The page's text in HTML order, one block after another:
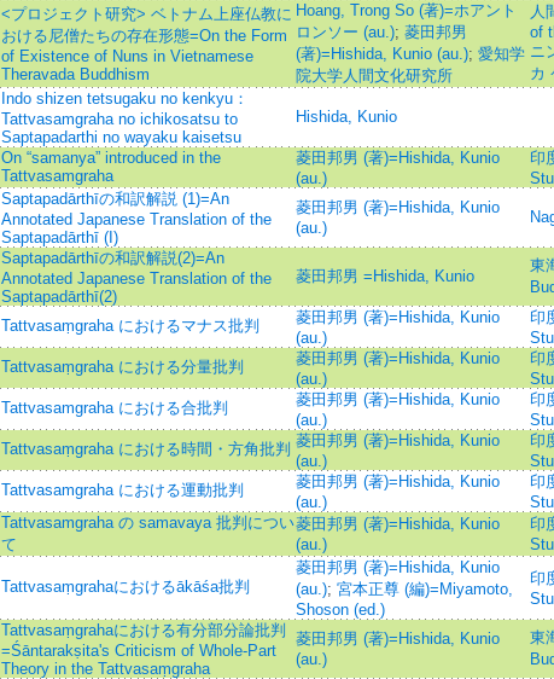
<プロジェクト研究> ベトナム上座仏教に
おける尼僧たちの存在形態=On the Form
of Existence of Nuns in Vietnamese
Theravada Buddhism
Hoang, Trong So (著)=ホアント
ロンソー (au.); 菱田邦男
(著)=Hishida, Kunio (au.); 愛知学
院大学人間文化研究所
人
of
ニ
カ
Indo shizen tetsugaku no kenkyu：
Tattvasamgraha no ichikosatsu to
Saptapadarthi no wayaku kaisetsu
Hishida, Kunio
On “samanya” introduced in the
Tattvasamgraha
菱田邦男 (著)=Hishida, Kunio
(au.)
印
Saptapadārthīの和訳解説 (1)=An
Annotated Japanese Translation of the
Saptapadārthī (I)
菱田邦男 (著)=Hishida, Kunio
(au.)
Saptapadārthīの和訳解説(2)=An
Annotated Japanese Translation of the
Saptapadārthī(2)
菱田邦男 =Hishida, Kunio
東
Tattvasaṃgraha におけるマナス批判
菱田邦男 (著)=Hishida, Kunio
(au.)
印
Tattvasaṃgraha における分量批判
菱田邦男 (著)=Hishida, Kunio
(au.)
印
Tattvasamgraha における合批判
菱田邦男 (著)=Hishida, Kunio
(au.)
印
Tattvasaṃgraha における時間・方角批判 菱田邦男 (著)=Hishida, Kunio
(au.)
印
Tattvasamgraha における運動批判
菱田邦男 (著)=Hishida, Kunio
(au.)
印
Tattvasamgraha の samavaya 批判につい
て
菱田邦男 (著)=Hishida, Kunio
(au.)
印
Tattvasaṃgrahaにおけるākāśa批判
菱田邦男 (著)=Hishida, Kunio
(au.); 宮本正尊 (編)=Miyamoto,
Shoson (ed.)
印
Tattvasaṃgrahaにおける有分部分論批判
=Śāntarakṣita's Criticism of Whole-Part
Theory in the Tattvasaṃgraha
菱田邦男 (著)=Hishida, Kunio
(au.)
東